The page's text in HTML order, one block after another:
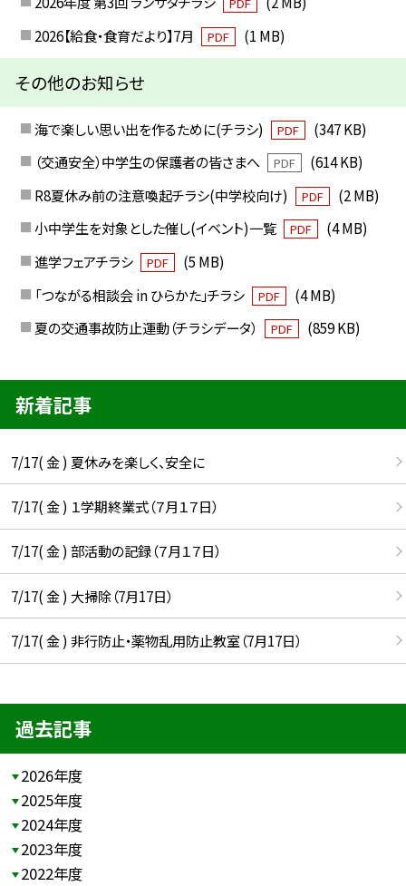
PDF
2026【給食・食育だより】7月
PDF (1 MB)
その他のお知らせ
海で楽しい思い出を作るために(チラシ) PDF
(347 KB)
（交通安全）中学生の保護者の皆さまへ
PDF
(614 KB)
R8夏休み前の注意喚起チラシ(中学校向け)
PDF
(2 MB)
小中学生を対象とした催し(イベント)一覧
PDF
(4 MB)
進学フェアチラシ
PDF
(5 MB)
「つながる相談会 in ひらかた」チラシ
PDF
(4 MB)
夏の交通事故防止運動（チラシデータ）
PDF (859 KB)
新着記事
7/17( 金 ) 夏休みを楽しく、安全に
7/17( 金 ) １学期終業式（７月１７日）
7/17( 金 ) 部活動の記録（７月１７日）
7/17( 金 ) 大掃除（7月17日）
7/17( 金 ) 非行防止・薬物乱用防止教室（7月17日）
過去記事
2026年度
2025年度
2024年度
2023年度
2022年度